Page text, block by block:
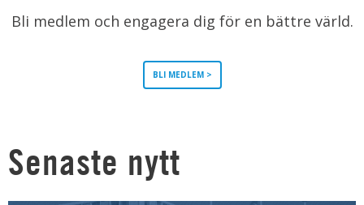
Bli medlem och engagera dig för en bättre värld.
BLI MEDLEM >
Senaste nytt